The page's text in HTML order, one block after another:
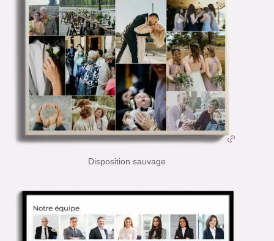
Disposition sauvage